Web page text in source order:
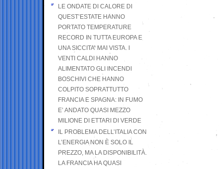
LE ONDATE DI CALORE DI
QUEST’ESTATE HANNO
PORTATO TEMPERATURE
RECORD IN TUTTA EUROPA E
UNA SICCITA’ MAI VISTA. I
VENTI CALDI HANNO
ALIMENTATO GLI INCENDI
BOSCHIVI CHE HANNO
COLPITO SOPRATTUTTO
FRANCIA E SPAGNA: IN FUMO
E’ ANDATO QUASI MEZZO
MILIONE DI ETTARI DI VERDE
IL PROBLEMA DELL’ITALIA CON
L’ENERGIA NON È SOLO IL
PREZZO, MA LA DISPONIBILITÀ.
LA FRANCIA HA QUASI